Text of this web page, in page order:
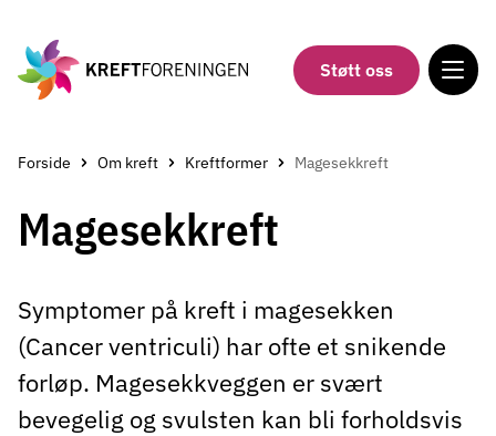
hovedinnholdet
Støtt oss
Forside Om kreft Kreftformer Magesekkreft
Magesekkreft
Symptomer på kreft i magesekken
(Cancer ventriculi) har ofte et snikende
forløp. Magesekkveggen er svært
bevegelig og svulsten kan bli forholdsvis